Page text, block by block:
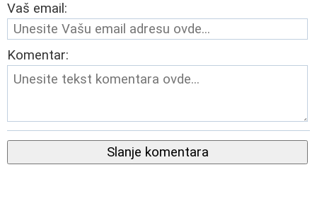
Vaš email:
Komentar:
Slanje komentara